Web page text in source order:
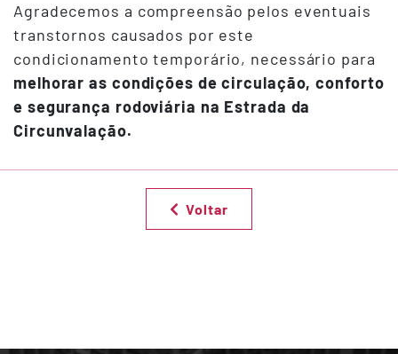
Agradecemos a compreensão pelos eventuais
transtornos causados por este
condicionamento temporário, necessário para
melhorar as condições de circulação, conforto
e segurança rodoviária na Estrada da
Circunvalação.
Voltar